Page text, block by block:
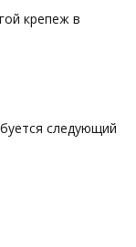
крепеж в
следующий